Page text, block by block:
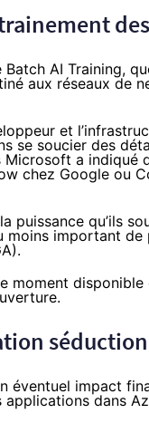
Batch AI Training,
aux réseaux de
et
se soucier des
a indiqué
chez Google ou
puissance qu’ils
important de
moment
éventuel impact
dans